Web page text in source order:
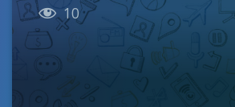
 10